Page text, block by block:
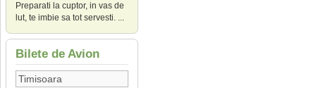
Preparati la cuptor, in vas de
lut, te imbie sa tot servesti. ...
Bilete de Avion